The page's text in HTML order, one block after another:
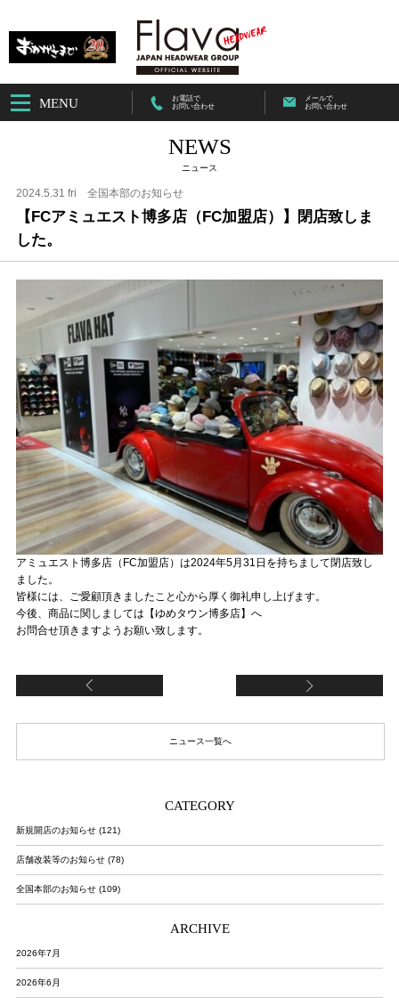
MENU
お電話で
お問い合わせ
メールで
お問い合わせ
NEWS
ニュース
2024.5.31 fri 全国本部のお知らせ
【FCアミュエスト博多店（FC加盟店）】閉店致しま
した。
アミュエスト博多店（FC加盟店）は2024年5月31日を持ちまして閉店致し
ました。
皆様には、ご愛顧頂きましたこと心から厚く御礼申し上げます。
今後、商品に関しましては【ゆめタウン博多店】へ
お問合せ頂きますようお願い致します。
【FCトリアス久山店（FC加盟店）】新規オー
ニュース一覧へ
CATEGORY
新規開店のお知らせ (121)
店舗改装等のお知らせ (78)
全国本部のお知らせ (109)
ARCHIVE
2026年7月
2026年6月